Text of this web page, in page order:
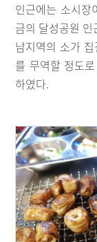
인근에는 소시장
금의 달성공원
남지역의 소가
를 무역할 정도
하였다.